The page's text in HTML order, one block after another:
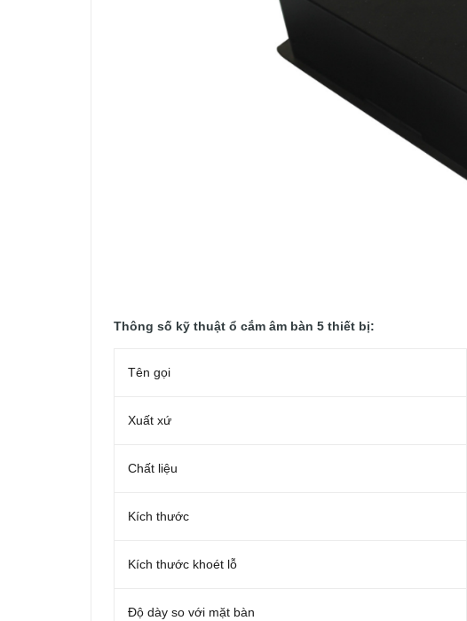
Thông số kỹ thuật ổ cắm âm bàn 5 thiết bị:
Tên gọi
Xuất xứ
Chất liệu
Kích thước
Kích thước khoét lỗ
Độ dày so với mặt bàn